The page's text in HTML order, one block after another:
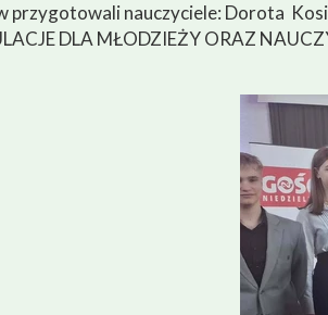
przygotowali nauczyciele: Dorota
DLA MŁODZIEŻY ORAZ